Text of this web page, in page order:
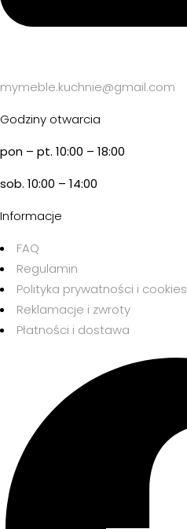
mymeble.kuchnie@gmail.com
Godziny otwarcia
pon – pt. 10:00 – 18:00
sob. 10:00 – 14:00
Informacje
FAQ
Regulamin
Polityka prywatności i cookies
Reklamacje i zwroty
Płatności i dostawa